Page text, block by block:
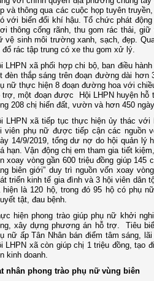
và thông qua các cuộc họp tuyên
với biến đổi khí hậu. Tổ chức phát
thông cống rãnh, thu gom rác thải,
vệ sinh môi trường xanh, sạch, đẹp.
đổ rác tập trung có xe thu gom xử lý.
LHPN xã phối hợp chi bộ, ban điều
đèn thắp sáng trên đoạn đường dài hơn
nữ thực hiện 8 đoạn đường hoa với
trợ, một đoạn được Hội LHPN huyện
208 chị hiến đất, vườn và hơn 450
LHPN xã tiếp tục thực hiện ủy thác với
viên phụ nữ được tiếp cận các nguồn
14/9/2019, tổng dư nợ do hội quản lý
hạn. Vận động chị em tham gia tiết
xoay vòng gần 600 triệu đồng giúp 145
biên giới” duy trì nguồn vốn xoay
triển kinh tế gia đình và 3 hội viên dân
hiện là 120 hộ, trong đó 95 hộ có phụ
tật, đau bệnh.
hiện phong trào giúp phụ nữ khởi
xây dựng phương án hỗ trợ. Tiêu
nữ ấp Tân Nhân bán điểm tâm sáng,
LHPN xã còn giúp chị 1 triệu đồng, tạo
kinh doanh.
nhân phong trào phụ nữ vùng biên